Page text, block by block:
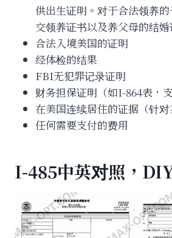
供出生证明。对于合法领养
交领养证书以及养父母的结
合法入境美国的证明
经体检的结果
FBI无犯罪记录证明
财务担保证明（如I-864表，支
在美国连续居住的证据（针对
任何需要支付的费用
I-485中英对照，